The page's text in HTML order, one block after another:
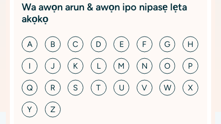
Wa awọn arun & awọn ipo nipasẹ lẹta
akọkọ
A B C D E F G H
I J K L M N O P
Q R S T U V W X
Y Z